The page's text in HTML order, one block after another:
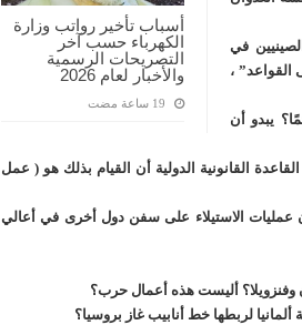
أسباب تأخير رواتب وزارة
الكهرباء حسب آخر
التصريحات الرسمية
والأخبار لعام 2026
في
القواعد” ،
يبدو أن
القانونية الدولية أن القيام بذلك هو ( عمل
عمليات الاستيلاء على سفن دول أخرى في أعالي
أليست هذه أعمال حرب؟
لربطها خط أنابيب غاز بروسيا؟